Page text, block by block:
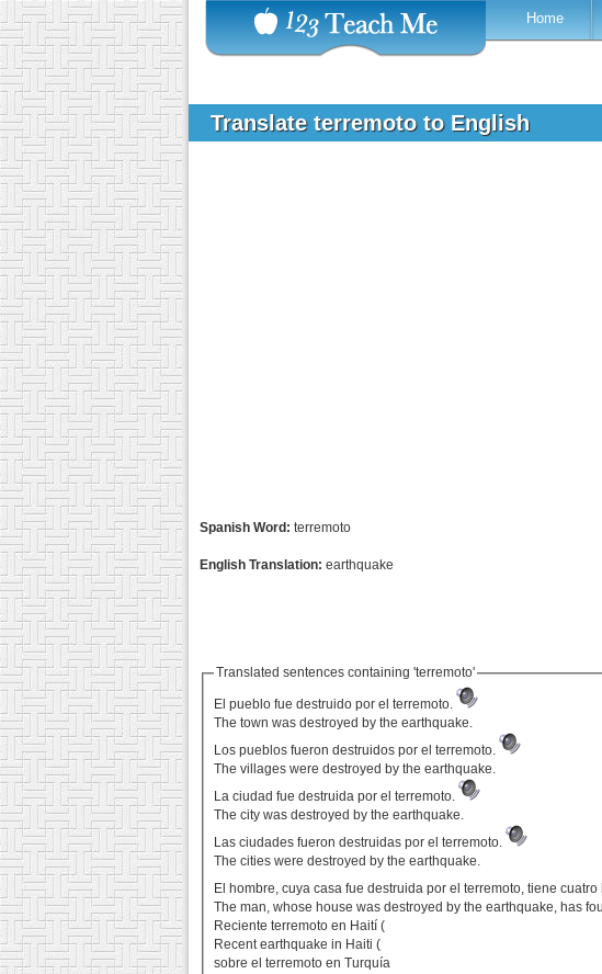
Home
Translate terremoto to English
Spanish Word: terremoto
English Translation: earthquake
Translated sentences containing 'terremoto'
El pueblo fue destruido por el terremoto.
The town was destroyed by the earthquake.
Los pueblos fueron destruidos por el terremoto.
The villages were destroyed by the earthquake.
La ciudad fue destruida por el terremoto.
The city was destroyed by the earthquake.
Las ciudades fueron destruidas por el terremoto.
The cities were destroyed by the earthquake.
El hombre, cuya casa fue destruida por el terremoto, tiene cuatro
The man, whose house was destroyed by the earthquake, has
Reciente terremoto en Haití (
Recent earthquake in Haiti (
sobre el terremoto en Turquía